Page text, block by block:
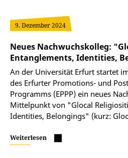
9. Dezember 2024
Neues Nachwuchskolleg:
Entanglements, Identities,
An der Universität Erfurt startet
des Erfurter Promotions- und
Programms (EPPP) ein neues
Mittelpunkt von "Glocal
Identities, Belongings" (kurz:
Weiterlesen